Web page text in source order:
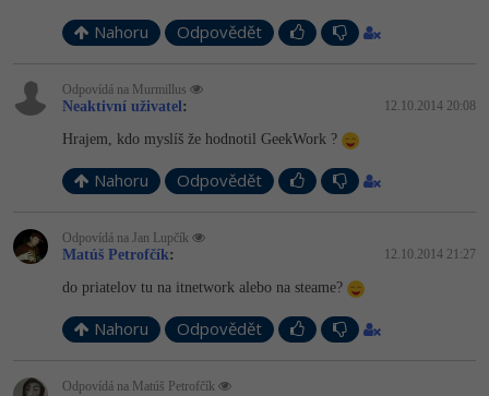
Nahoru Odpovědět
Odpovídá na Murmillus
Neaktivní uživatel: 12.10.2014 20:08
Hrajem, kdo myslíš že hodnotil GeekWork ?
Nahoru Odpovědět
Odpovídá na Jan Lupčík
Matúš Petrofčík: 12.10.2014 21:27
do priatelov tu na itnetwork alebo na steame?
Nahoru Odpovědět
Odpovídá na Matúš Petrofčík